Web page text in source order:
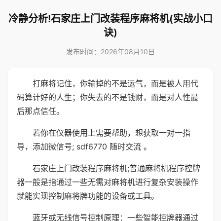
冷静分析!石家庄上门改装程序麻将机(实战小口
诀)
发布时间：2026年08月10日
打麻将记住，你输掉的不是运气，而是被人用代
码算计好的人生；你失去的不是钱财，而是对人性最
后那点信任。
若你在仪器使用上需要帮助，想获取一对一指
导，添加微信号; sdf6770 随时交流 。
石家庄上门改装程序麻将机;普通麻将机程序控牌
器一般是指通过一些无需对麻将机进行复杂安装操作
就能实现控制麻将牌功能的设备或工具。
蓝牙或无线信号控制原理：一些智能控牌器通过